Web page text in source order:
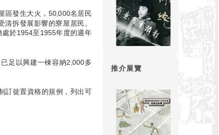
區發生大火，50,000名居民
拆發展影響的寮屋居民。
於1954至1955年度的週年
足以興建一棟容納2,000多
訂徙置資格的規例，列出可
推介展覽